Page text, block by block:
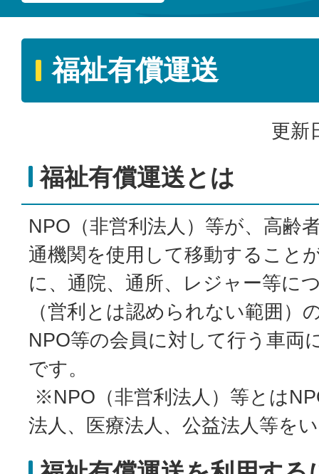
福祉有償運送
更新
福祉有償運送とは
NPO（非営利法人）等が、高齢
通機関を使用して移動すること
に、通院、通所、レジャー等に
（営利とは認められない範囲）
NPO等の会員に対して行う車両
です。
※NPO（非営利法人）等とは
法人、医療法人、公益法人等を